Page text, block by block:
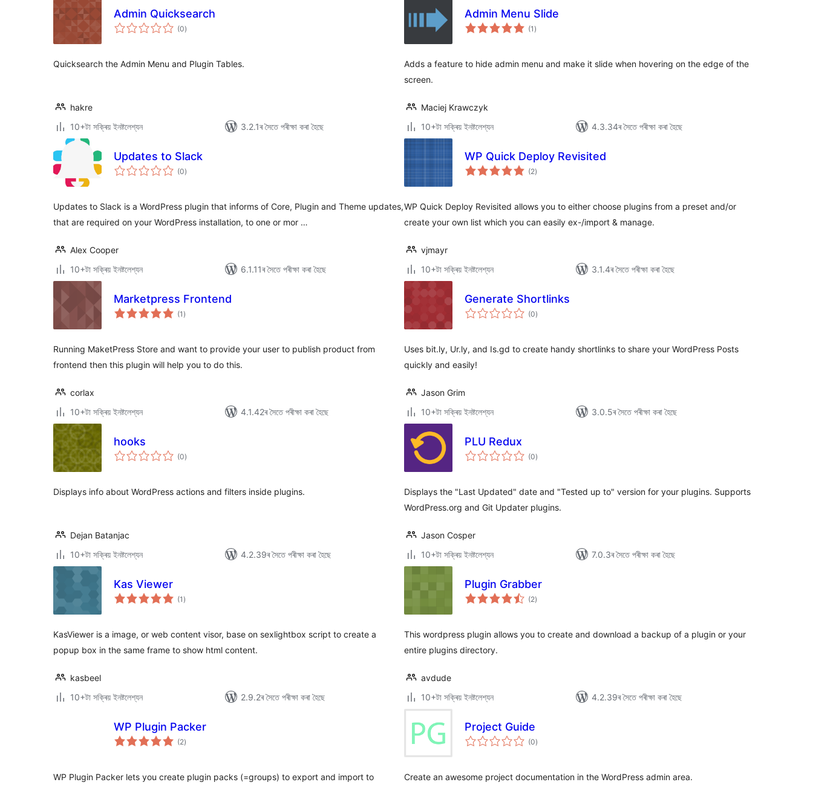
Admin Quicksearch
(0টা
মুঠ)
Quicksearch the Admin Menu and Plugin Tables.
hakre
10+টা সক্ৰিয় ইনষ্টলেশ্যন
3.2.1ৰ সৈতে পৰীক্ষা কৰা হৈছে
Admin Menu Slide
(1 টা
মুঠ)
Adds a feature to hide admin menu and make it slide when hovering on the edge of the
screen.
Maciej Krawczyk
10+টা সক্ৰিয় ইনষ্টলেশ্যন
4.3.34ৰ সৈতে পৰীক্ষা কৰা হৈছে
Updates to Slack
(0টা
মুঠ)
Updates to Slack is a WordPress plugin that informs of Core, Plugin and Theme updates,
that are required on your WordPress installation, to one or mor …
Alex Cooper
10+টা সক্ৰিয় ইনষ্টলেশ্যন
6.1.11ৰ সৈতে পৰীক্ষা কৰা হৈছে
WP Quick Deploy Revisited
(2টা
মুঠ)
WP Quick Deploy Revisited allows you to either choose plugins from a preset and/or
create your own list which you can easily ex-/import & manage.
vjmayr
10+টা সক্ৰিয় ইনষ্টলেশ্যন
3.1.4ৰ সৈতে পৰীক্ষা কৰা হৈছে
Marketpress Frontend
(1 টা
মুঠ)
Running MaketPress Store and want to provide your user to publish product from
frontend then this plugin will help you to do this.
corlax
10+টা সক্ৰিয় ইনষ্টলেশ্যন
4.1.42ৰ সৈতে পৰীক্ষা কৰা হৈছে
Generate Shortlinks
(0টা
মুঠ)
Uses bit.ly, Ur.ly, and Is.gd to create handy shortlinks to share your WordPress Posts
quickly and easily!
Jason Grim
10+টা সক্ৰিয় ইনষ্টলেশ্যন
3.0.5ৰ সৈতে পৰীক্ষা কৰা হৈছে
hooks
(0টা
মুঠ)
Displays info about WordPress actions and filters inside plugins.
Dejan Batanjac
10+টা সক্ৰিয় ইনষ্টলেশ্যন
4.2.39ৰ সৈতে পৰীক্ষা কৰা হৈছে
PLU Redux
(0টা
মুঠ)
Displays the "Last Updated" date and "Tested up to" version for your plugins. Supports
WordPress.org and Git Updater plugins.
Jason Cosper
10+টা সক্ৰিয় ইনষ্টলেশ্যন
7.0.3ৰ সৈতে পৰীক্ষা কৰা হৈছে
Kas Viewer
(1 টা
মুঠ)
KasViewer is a image, or web content visor, base on sexlightbox script to create a
popup box in the same frame to show html content.
kasbeel
10+টা সক্ৰিয় ইনষ্টলেশ্যন
2.9.2ৰ সৈতে পৰীক্ষা কৰা হৈছে
Plugin Grabber
(2টা
মুঠ)
This wordpress plugin allows you to create and download a backup of a plugin or your
entire plugins directory.
avdude
10+টা সক্ৰিয় ইনষ্টলেশ্যন
4.2.39ৰ সৈতে পৰীক্ষা কৰা হৈছে
WP Plugin Packer
(2টা
মুঠ)
WP Plugin Packer lets you create plugin packs (=groups) to export and import to
Project Guide
(0টা
মুঠ)
Create an awesome project documentation in the WordPress admin area.